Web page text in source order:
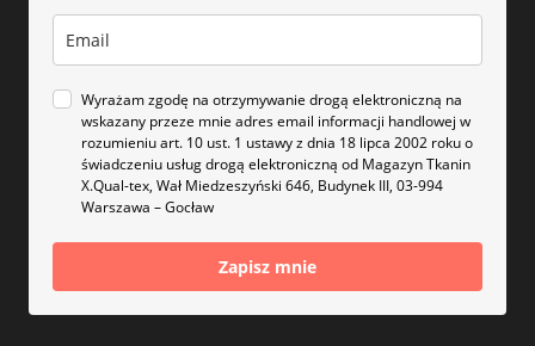
Wyrażam zgodę na otrzymywanie drogą elektroniczną na
wskazany przeze mnie adres email informacji handlowej w
rozumieniu art. 10 ust. 1 ustawy z dnia 18 lipca 2002 roku o
świadczeniu usług drogą elektroniczną od Magazyn Tkanin
X.Qual-tex, Wał Miedzeszyński 646, Budynek III, 03-994
Warszawa – Gocław
Zapisz mnie